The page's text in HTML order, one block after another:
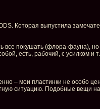
Которая выпустила
покушать (флора-фауна),
есть, рабочий, с усилком и
– мои пластинки не
ситуацию. Подобные вещи